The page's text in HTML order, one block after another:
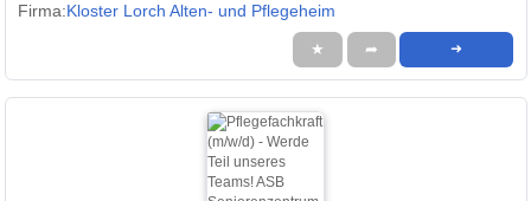
Firma:Kloster Lorch Alten- und Pflegeheim
★ ➦ ➜